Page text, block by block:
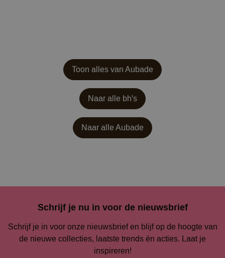
Toon alles van Aubade
Naar alle bh's
Naar alleAubade
Schrijf je nu in voor de nieuwsbrief
Schrijf je in voor onze nieuwsbrief en blijf op de hoogte van
de nieuwe collecties, laatste trends én acties. Laat je
inspireren!